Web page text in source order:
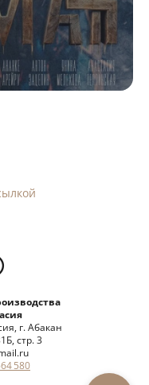
г. Абакан
стр. 3
580